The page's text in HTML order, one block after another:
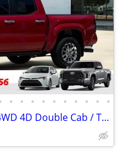
• • • • • • • • • •
Certified 2025 Toyota Tacoma 4WD 4D Double Cab / Truck Limited